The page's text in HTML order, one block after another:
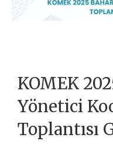
KOMEK
Yönetici
Toplantısı